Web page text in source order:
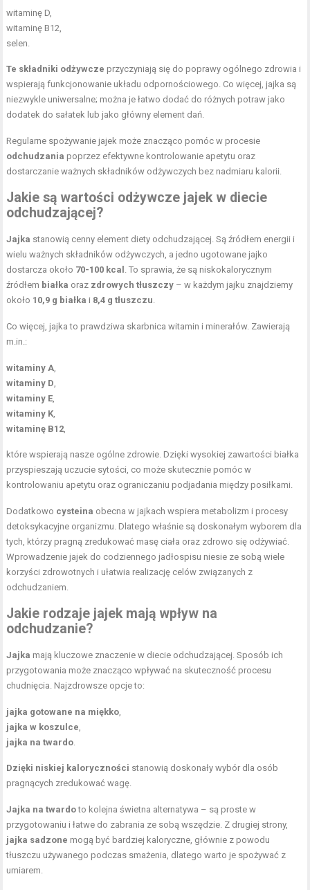
witaminę D,
witaminę B12,
selen.
Te składniki odżywcze przyczyniają się do poprawy ogólnego zdrowia i
wspierają funkcjonowanie układu odpornościowego. Co więcej, jajka są
niezwykle uniwersalne; można je łatwo dodać do różnych potraw jako
dodatek do sałatek lub jako główny element dań.
Regularne spożywanie jajek może znacząco pomóc w procesie
odchudzania poprzez efektywne kontrolowanie apetytu oraz
dostarczanie ważnych składników odżywczych bez nadmiaru kalorii.
Jakie są wartości odżywcze jajek w diecie
odchudzającej?
Jajka stanowią cenny element diety odchudzającej. Są źródłem energii i
wielu ważnych składników odżywczych, a jedno ugotowane jajko
dostarcza około 70-100 kcal
. To sprawia, że są niskokalorycznym
źródłem białka oraz zdrowych tłuszczy – w każdym jajku znajdziemy
około 10,9 g białka i 8,4 g tłuszczu
Co więcej, jajka to prawdziwa skarbnica witamin i minerałów. Zawierają
m.in.:
witaminy A
witaminy D
witaminy E
witaminy K
witaminę B12
które wspierają nasze ogólne zdrowie. Dzięki wysokiej zawartości białka
przyspieszają uczucie sytości, co może skutecznie pomóc w
kontrolowaniu apetytu oraz ograniczaniu podjadania między posiłkami.
Dodatkowo cysteina obecna w jajkach wspiera metabolizm i procesy
detoksykacyjne organizmu. Dlatego właśnie są doskonałym wyborem dla
tych, którzy pragną zredukować masę ciała oraz zdrowo się odżywiać.
Wprowadzenie jajek do codziennego jadłospisu niesie ze sobą wiele
korzyści zdrowotnych i ułatwia realizację celów związanych z
odchudzaniem.
Jakie rodzaje jajek mają wpływ na
odchudzanie?
Jajka mają kluczowe znaczenie w diecie odchudzającej. Sposób ich
przygotowania może znacząco wpływać na skuteczność procesu
chudnięcia. Najzdrowsze opcje to:
jajka gotowane na miękko
jajka w koszulce
jajka na twardo
Dzięki niskiej kaloryczności stanowią doskonały wybór dla osób
pragnących zredukować wagę.
Jajka na twardoto kolejna świetna alternatywa – są proste w
przygotowaniu i łatwe do zabrania ze sobą wszędzie. Z drugiej strony,
jajka sadzone mogą być bardziej kaloryczne, głównie z powodu
tłuszczu używanego podczas smażenia, dlatego warto je spożywać z
umiarem.